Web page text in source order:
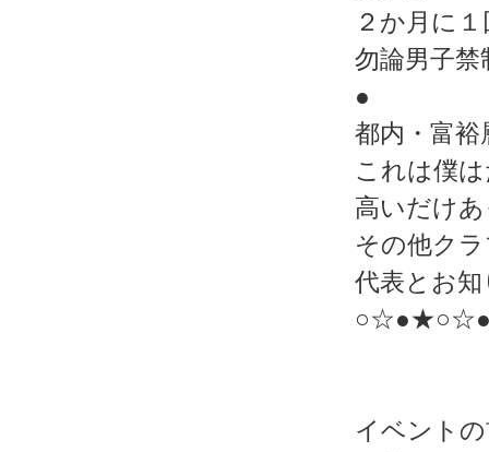
２か月に
勿論男子禁
●
都内・富裕
これは僕
高いだけ
その他ク
代表とお
イベント